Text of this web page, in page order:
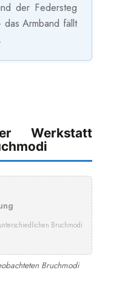
der Federsteg
Armband fällt
Bruchmodi
Bruchmodi